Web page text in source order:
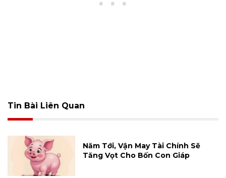
Tin Bài Liên Quan
Năm Tới, Vận May Tài Chính Sẽ
Tăng Vọt Cho Bốn Con Giáp